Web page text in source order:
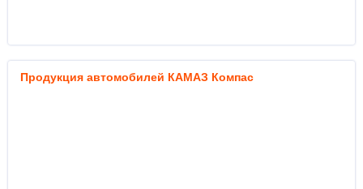
Продукция автомобилей КАМАЗ Компас